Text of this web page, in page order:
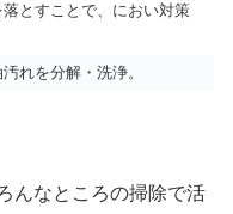
とすことで、におい対策
れを分解・洗浄。
んなところの掃除で活